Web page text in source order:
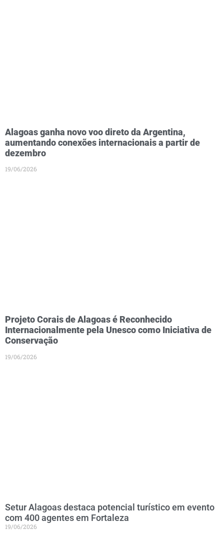
Alagoas ganha novo voo direto da Argentina,
aumentando conexões internacionais a partir de
dezembro
19/06/2026
Projeto Corais de Alagoas é Reconhecido
Internacionalmente pela Unesco como Iniciativa de
Conservação
19/06/2026
Setur Alagoas destaca potencial turístico em evento
com 400 agentes em Fortaleza
19/06/2026